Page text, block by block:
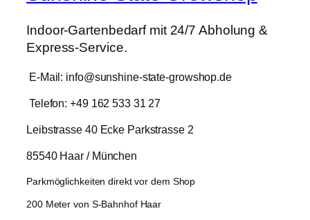
Indoor-Gartenbedarf mit 24/7 Abholung &
Express-Service.
E-Mail: info@sunshine-state-growshop.de
Telefon: +49 162 533 31 27
Leibstrasse 40 Ecke Parkstrasse 2
85540 Haar / München
Parkmöglichkeiten direkt vor dem Shop
200 Meter von S-Bahnhof Haar